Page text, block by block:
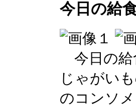
今日の給
今日の給
じゃがい
のコンソ